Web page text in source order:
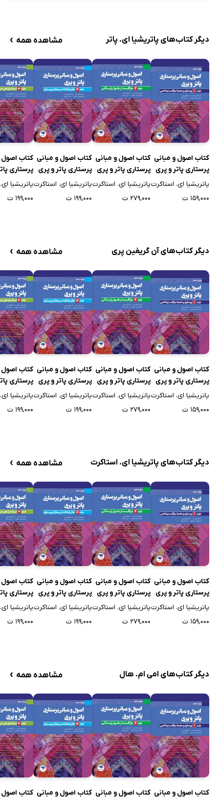
درمان‌های در دسترس در پرستاری
درمان‌های مکمل نیازمند دوره آموزشی
نقش پرستاری یکپارچه
منابع
منابع تحقیقی
نمایه
دیگر کتاب‌های پاتریشیا ای. پاتر مشاهده همه ›
کتاب اصول و مبانی
پرستاری پاتر و پری
2021 (ویراست
پاتریشیا ای. استاکرت
۱۵۹,۰۰۰ ت
کتاب اصول و مبانی
پرستاری پاتر و پری
2021 (ویراست
پاتریشیا ای. استاکرت
۲۷۹,۰۰۰ ت
کتاب اصول و مبانی
پرستاری پاتر و پری
2021 (ویراست
پاتریشیا ای. استاکرت
۱۹۹,۰۰۰ ت
کتاب اصول
پرستاری
2021
پاتریشیا
۱۹۹,۰۰۰ ت
دیگر کتاب‌های آن گریفین پری مشاهده همه ›
کتاب اصول و مبانی
پرستاری پاتر و پری
2021 (ویراست
پاتریشیا ای. استاکرت
۱۵۹,۰۰۰ ت
کتاب اصول و مبانی
پرستاری پاتر و پری
2021 (ویراست
پاتریشیا ای. استاکرت
۲۷۹,۰۰۰ ت
کتاب اصول و مبانی
پرستاری پاتر و پری
2021 (ویراست
پاتریشیا ای. استاکرت
۱۹۹,۰۰۰ ت
کتاب اصول
پرستاری
2021
پاتریشیا
۱۹۹,۰۰۰ ت
دیگر کتاب‌های پاتریشیا ای. استاکرت مشاهده همه ›
کتاب اصول و مبانی
پرستاری پاتر و پری
2021 (ویراست
پاتریشیا ای. استاکرت
۱۵۹,۰۰۰ ت
کتاب اصول و مبانی
پرستاری پاتر و پری
2021 (ویراست
پاتریشیا ای. استاکرت
۲۷۹,۰۰۰ ت
کتاب اصول و مبانی
پرستاری پاتر و پری
2021 (ویراست
پاتریشیا ای. استاکرت
۱۹۹,۰۰۰ ت
کتاب اصول
پرستاری
2021
پاتریشیا
۱۹۹,۰۰۰ ت
دیگر کتاب‌های امی ام. هال مشاهده همه ›
کتاب اصول و مبانی کتاب اصول و مبانی کتاب اصول و مبانی کتاب اصول